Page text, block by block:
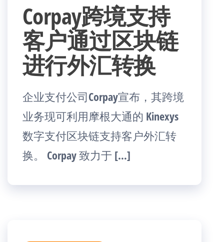
Corpay跨境支持
客户通过区块链
进行外汇转换
企业支付公司Corpay宣布，其跨境
业务现可利用摩根大通的 Kinexys
数字支付区块链支持客户外汇转
换。 Corpay 致力于 […]